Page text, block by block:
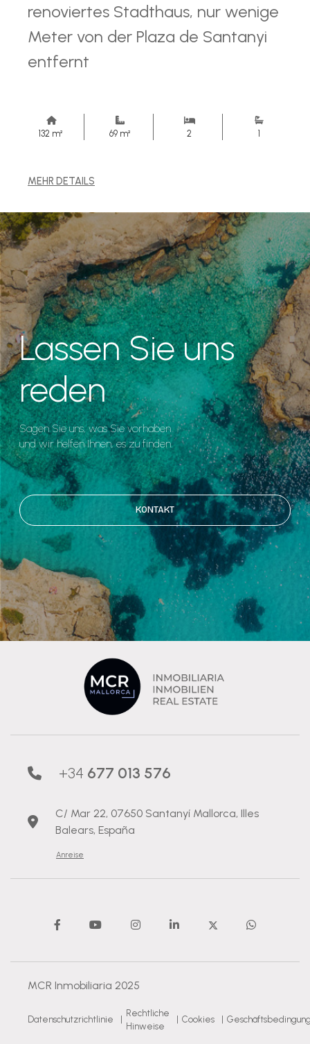
renoviertes Stadthaus, nur wenige
Meter von der Plaza de Santanyi
entfernt
132 m² 69 m² 2 1
MEHR DETAILS
Lassen Sie uns
reden
Sagen Sie uns, was Sie vorhaben
und wir helfen Ihnen, es zu finden.
KONTAKT
+34 677 013 576
C/ Mar 22, 07650 Santanyí Mallorca, Illes
Balears, España
Anreise
MCR Inmobiliaria 2025
Datenschutzrichtlinie
Rechtliche
Hinweise
Cookies